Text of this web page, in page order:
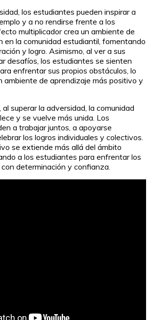
los estudiantes pueden inspirar a
y a no rendirse frente a los
multiplicador crea un ambiente de
en la comunidad estudiantil, fomentando
y logro. Asimismo, al ver a sus
desafíos, los estudiantes se sienten
enfrentar sus propios obstáculos, lo
ambiente de aprendizaje más positivo y
superar la adversidad, la comunidad
y se vuelve más unida. Los
a trabajar juntos, a apoyarse
los logros individuales y colectivos.
se extiende más allá del ámbito
a los estudiantes para enfrentar los
determinación y confianza.